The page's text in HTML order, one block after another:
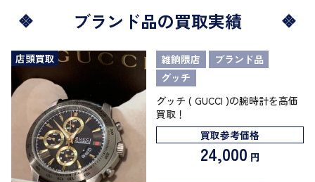
ブランド品の買取実績
店頭買取 雑餉隈店
ブランド品
グッチ
グッチ ( GUCCI )の腕時計を高価
買取！
買取参考価格
24,000 円